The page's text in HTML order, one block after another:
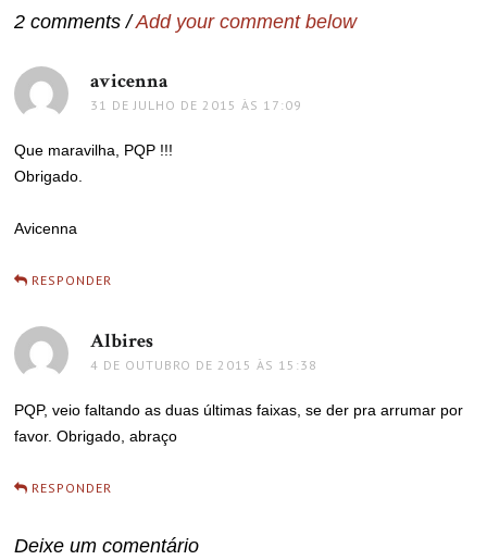
2 comments /Add your comment below
avicenna
31 DE JULHO DE 2015 ÀS 17:09
Que maravilha, PQP !!!
Obrigado.
Avicenna
RESPONDER
Albires
4 DE OUTUBRO DE 2015 ÀS 15:38
PQP, veio faltando as duas últimas faixas, se der pra arrumar por
favor. Obrigado, abraço
RESPONDER
Deixe um comentário